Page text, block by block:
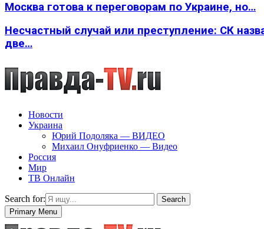
Москва готова к переговорам по Украине, но…
Несчастный случай или преступление: СК
две…
Новости
Украина
Юрий Подоляка — ВИДЕО
Михаил Онуфриенко — Видео
Россия
Мир
ТВ Онлайн
Search for:
Search
Primary Menu